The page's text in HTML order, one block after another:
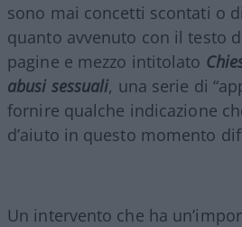
sono mai concetti scontati o
quanto avvenuto con il testo
pagine e mezzo intitolato
abusi sessuali, una serie di
fornire qualche indicazione
d’aiuto in questo momento
Un intervento che ha